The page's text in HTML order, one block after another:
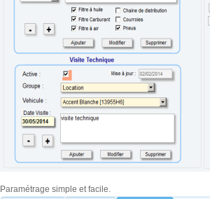
Paramétrage simple et facile.